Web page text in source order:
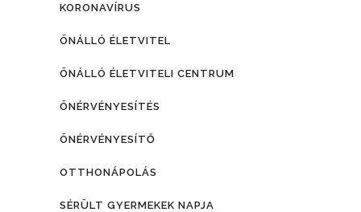
KORONAVÍRUS
ÖNÁLLÓ ÉLETVITEL
ÖNÁLLÓ ÉLETVITELI CENTRUM
ÖNÉRVÉNYESÍTÉS
ÖNÉRVÉNYESÍTŐ
OTTHONÁPOLÁS
SÉRÜLT GYERMEKEK NAPJA